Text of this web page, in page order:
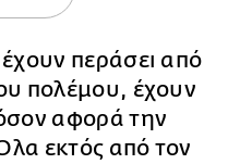
περάσει από
πολέμου, έχουν
αφορά την
εκτός από τον